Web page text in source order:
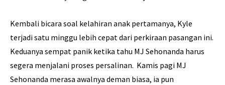
Kembali bicara soal kelahiran anak pertamanya, Kyle
terjadi satu minggu lebih cepat dari perkiraan pasangan ini.
Keduanya sempat panik ketika tahu MJ Sehonanda harus
segera menjalani proses persalinan. Kamis pagi MJ
Sehonanda merasa awalnya deman biasa, ia pun